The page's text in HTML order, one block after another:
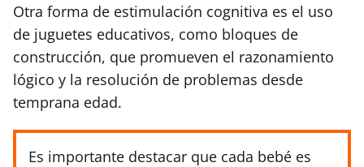
Otra forma de estimulación cognitiva es el uso
de juguetes educativos, como bloques de
construcción, que promueven el razonamiento
lógico y la resolución de problemas desde
temprana edad.
Es importante destacar que cada bebé es